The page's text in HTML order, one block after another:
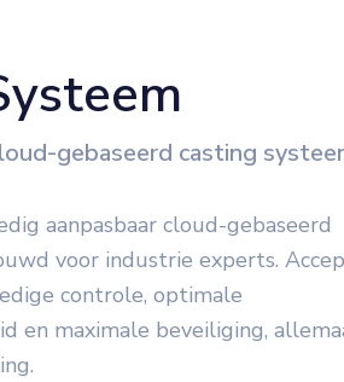
gebaseerd casting
aanpasbaar cloud-gebaseerd
voor industrie experts.
controle, optimale
en maximale beveiliging,